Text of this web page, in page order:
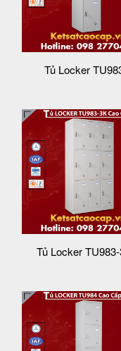
Tủ Locker
Tủ Locker